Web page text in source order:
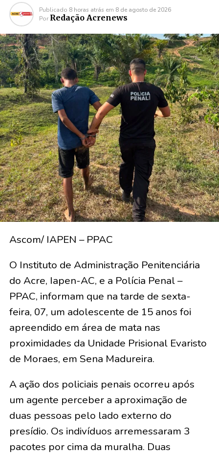
Publicado 8 horas atrás em 8 de agosto de 2026
Por Redação Acrenews
Ascom/ IAPEN – PPAC
O Instituto de Administração Penitenciária
do Acre, Iapen-AC, e a Polícia Penal –
PPAC, informam que na tarde de sexta-
feira, 07, um adolescente de 15 anos foi
apreendido em área de mata nas
proximidades da Unidade Prisional Evaristo
de Moraes, em Sena Madureira.
A ação dos policiais penais ocorreu após
um agente perceber a aproximação de
duas pessoas pelo lado externo do
presídio. Os indivíduos arremessaram 3
pacotes por cima da muralha. Duas